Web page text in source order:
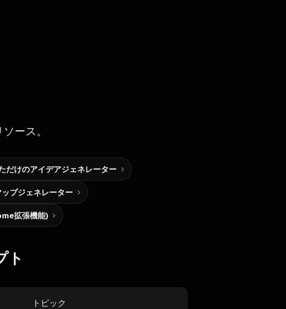
ース。
だけのアイデアジェネレーター
プジェネレーター
拡張機能)
ト
トピック